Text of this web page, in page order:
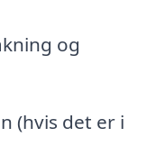
og
(hvis det er i